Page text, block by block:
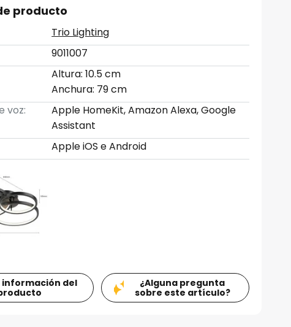
producto
Trio Lighting
9011007
Altura: 10.5 cm
Anchura: 79 cm
voz:
Apple HomeKit, Amazon Alexa, Google
Assistant
Apple iOS e Android
información del
¿Alguna pregunta
sobre este artículo?